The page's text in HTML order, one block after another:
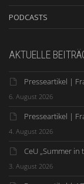
PODCASTS
AKTUELLE
Presseartikel |
6. August 2026
Presseartikel |
4. August 2026
CeU „Summer
3. August 2026